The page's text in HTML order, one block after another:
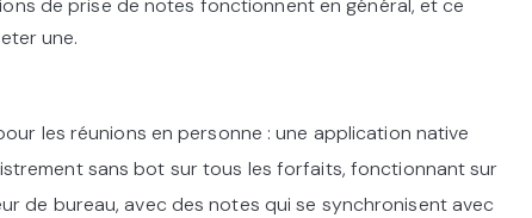
une.
les réunions en personne : une application native
sans bot sur tous les forfaits, fonctionnant sur
de bureau, avec des notes qui se synchronisent avec